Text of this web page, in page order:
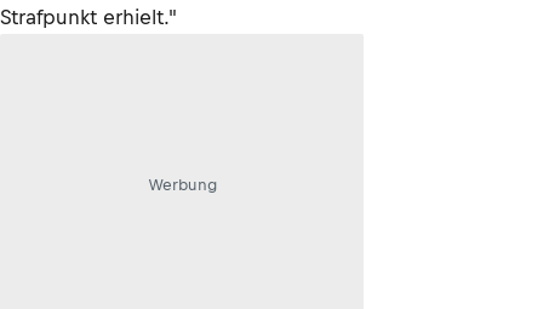
Strafpunkt erhielt."
Werbung